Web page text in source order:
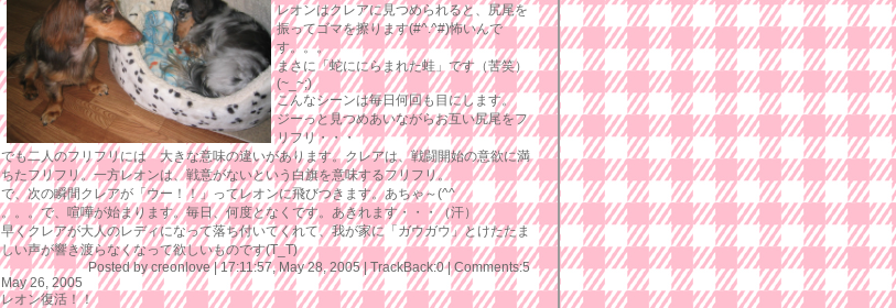
レオンはクレアに見つめられると、尻尾を
振ってゴマを擦ります(#^.^#)怖いんで
す。。。
まさに「蛇ににらまれた蛙」です（苦笑）
(~_~;)
こんなシーンは毎日何回も目にします。
ジーっと見つめあいながらお互い尻尾をフ
リフリ・・・
でも二人のフリフリには 大きな意味の違いがあります。クレアは、戦闘開始の意欲に満
ちたフリフリ。一方レオンは、戦意がないという白旗を意味するフリフリ。
で、次の瞬間クレアが「ウー！！」ってレオンに飛びつきます。あちゃ～(^^ゞ
。。。で、喧嘩が始まります。毎日、何度となくです。あきれます・・・（汗）
早くクレアが大人のレディになって落ち付いてくれて、我が家に「ガウガウ」とけたたま
しい声が響き渡らなくなって欲しいものです(T_T)
Posted by creonlove |17:11:57, May 28, 2005|TrackBack:0|Comments:5
May 26, 2005
レオン復活！！